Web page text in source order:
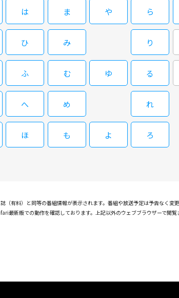
は
ひ
ふ
へ
ほ
ま
み
む
め
も
や
ゆ
よ
ら
り
る
れ
ろ
有料）と同等の番組情報が表示されます。番組や放送予定は予告なく変
最新版での動作を確認しております。上記以外のウェブブラウザーで閲